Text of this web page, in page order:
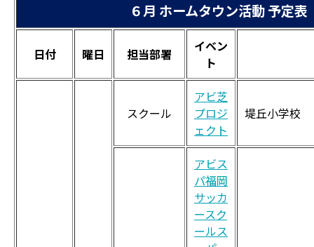
６月 ホームタウン活動 予定表
日付 曜日 担当部署
イベン
ト
スクール
アビ芝
プロジ
ェクト
堤丘小学校
アビス
パ福岡
サッカ
ースク
ールス